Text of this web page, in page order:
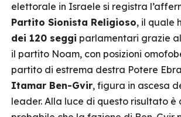
elettorale in Israele si registra
Partito Sionista Religioso, il quale
dei 120 seggi parlamentari grazie
il partito Noam, con posizioni
partito di estrema destra Potere
Itamar Ben-Gvir, figura in ascesa
leader. Alla luce di questo risultato è